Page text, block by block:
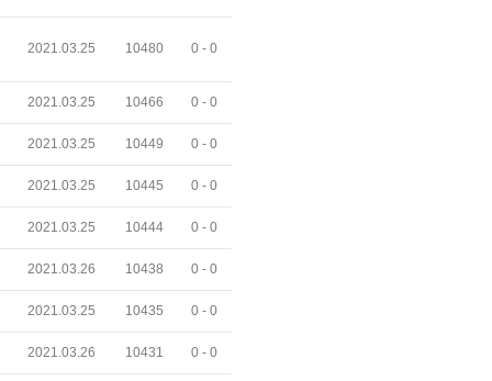
2021.03.25 10480 0 - 0
2021.03.25 10466 0 - 0
2021.03.25 10449 0 - 0
2021.03.25 10445 0 - 0
2021.03.25 10444 0 - 0
2021.03.26 10438 0 - 0
2021.03.25 10435 0 - 0
2021.03.26 10431 0 - 0